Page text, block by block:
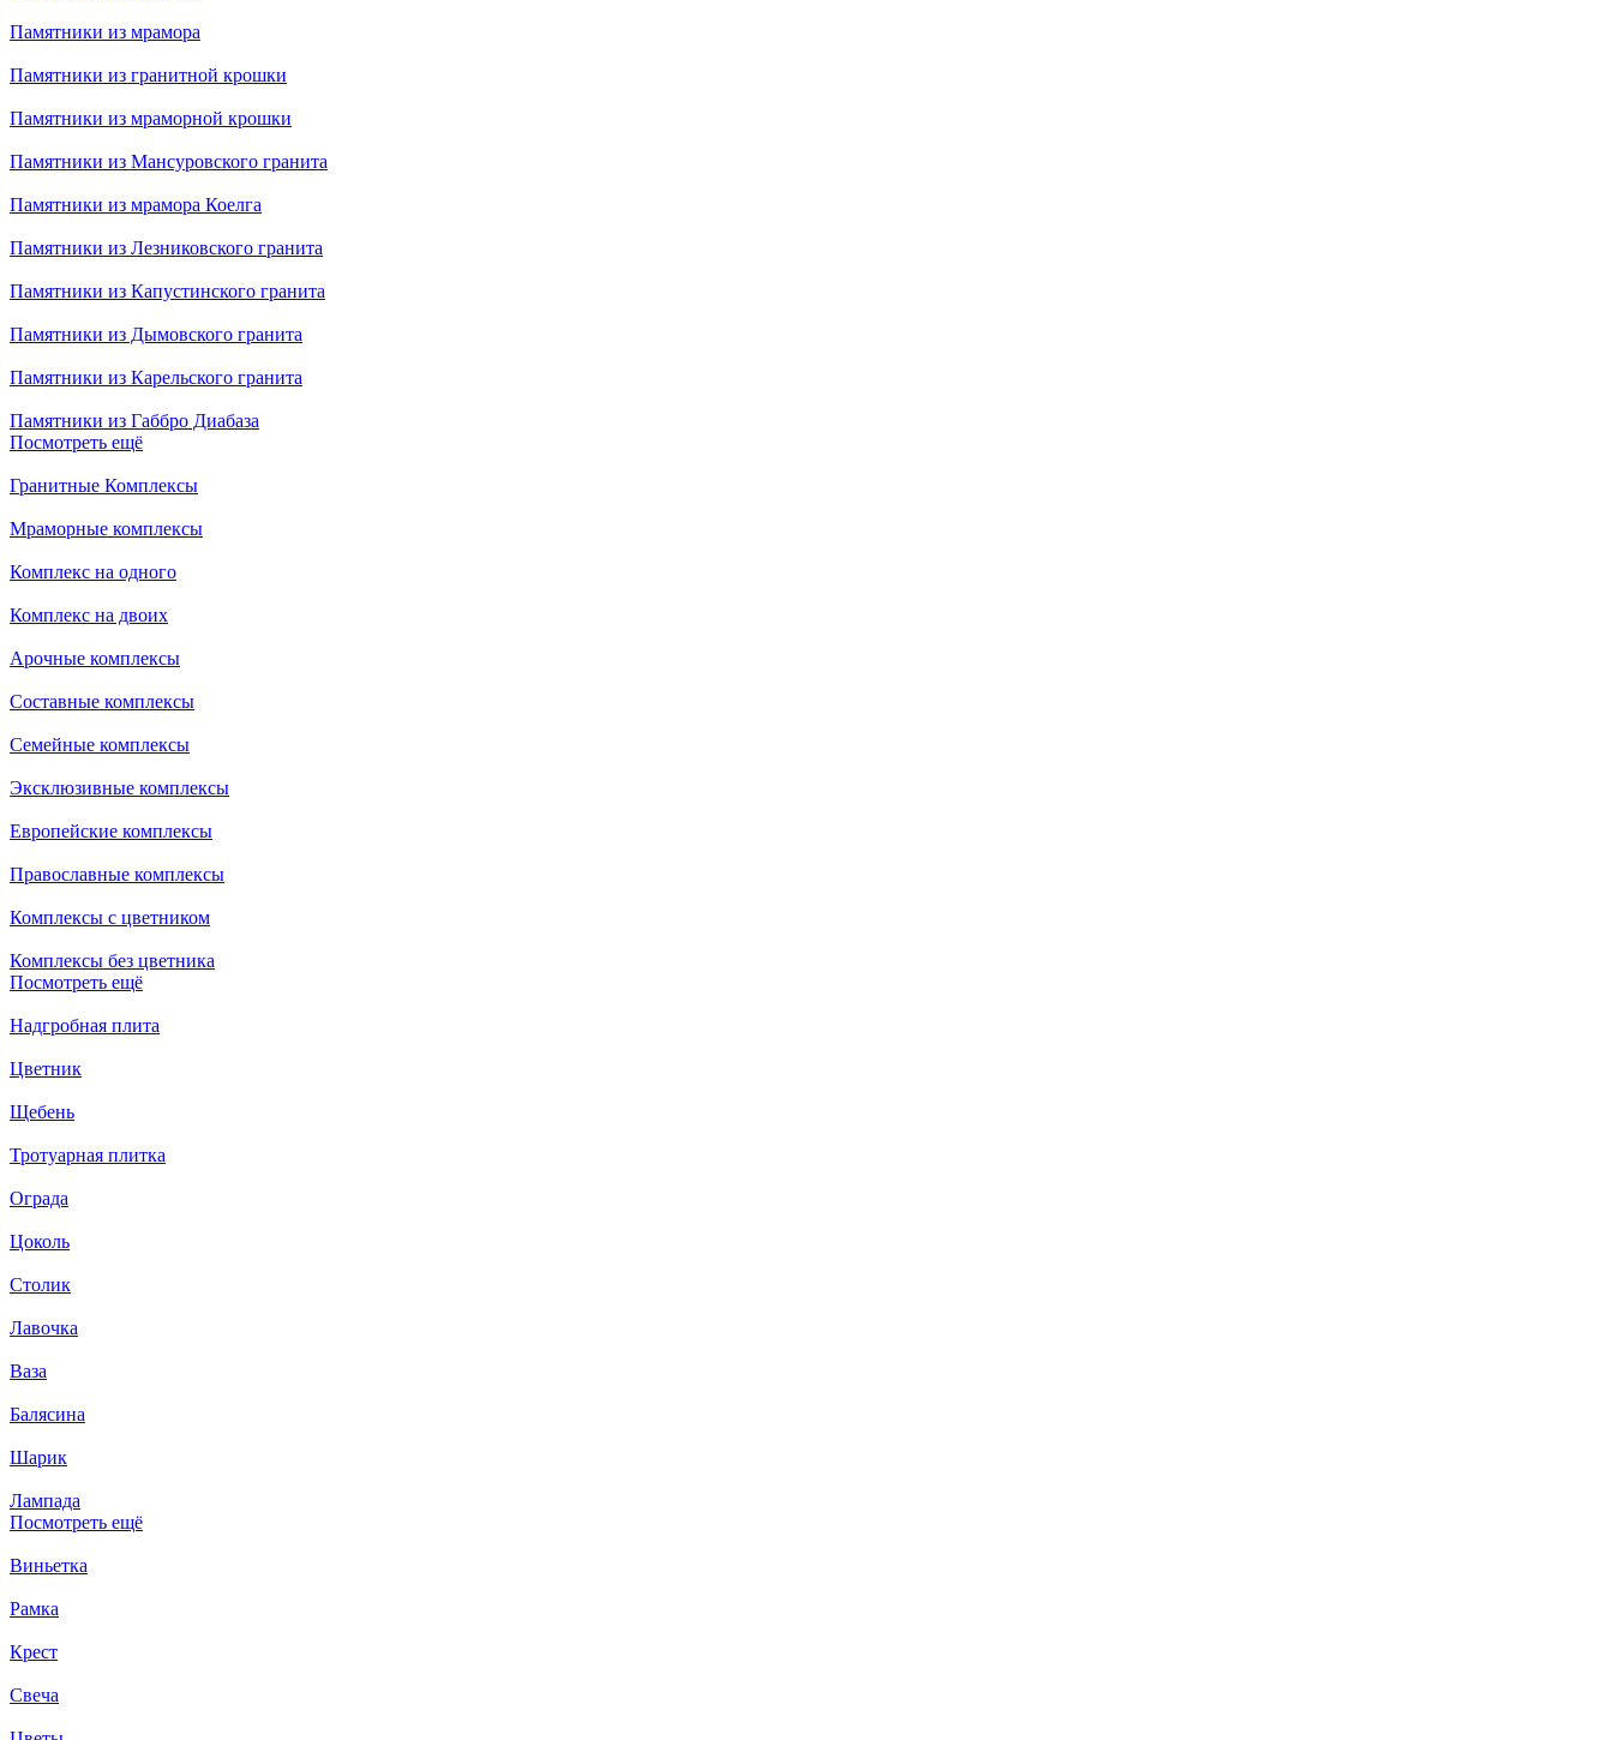
Памятники из мрамора
Памятники из гранитной крошки
Памятники из мраморной крошки
Памятники из Мансуровского гранита
Памятники из мрамора Коелга
Памятники из Лезниковского гранита
Памятники из Капустинского гранита
Памятники из Дымовского гранита
Памятники из Карельского гранита
Памятники из Габбро Диабаза
Посмотреть ещё
Гранитные Комплексы
Мраморные комплексы
Комплекс на одного
Комплекс на двоих
Арочные комплексы
Составные комплексы
Семейные комплексы
Эксклюзивные комплексы
Европейские комплексы
Православные комплексы
Комплексы с цветником
Комплексы без цветника
Посмотреть ещё
Надгробная плита
Цветник
Щебень
Тротуарная плитка
Ограда
Цоколь
Столик
Лавочка
Ваза
Балясина
Шарик
Лампада
Посмотреть ещё
Виньетка
Рамка
Крест
Свеча